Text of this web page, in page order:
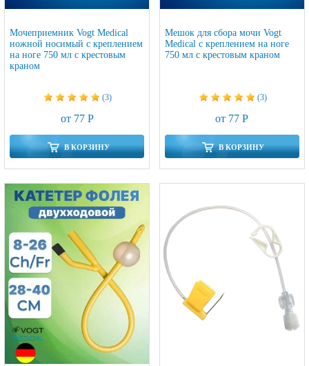
Мочеприемник Vogt Medical
ножной носимый с креплением
на ноге 750 мл с крестовым
краном
(3)
от 77 Р
В КОРЗИНУ
Мешок для сбора мочи Vogt
Medical с креплением на ноге
750 мл с крестовым краном
(3)
от 77 Р
В КОРЗИНУ